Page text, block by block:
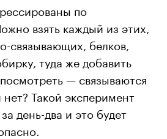
по
взять каждый из этих,
связывающих, белков,
туда же добавить
— связываются
Такой эксперимент
день-два и это будет